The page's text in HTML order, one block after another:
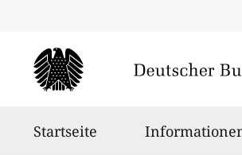
Startseite